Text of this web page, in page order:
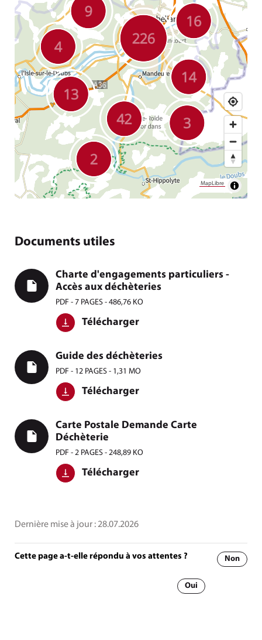
MapLibre
Documents utiles
Charte d'engagements particuliers -
Accès aux déchèteries
PDF - 7 PAGES - 486,76 KO
Télécharger
Guide des déchèteries
PDF - 12 PAGES - 1,31 MO
Télécharger
Carte Postale Demande Carte
Déchèterie
PDF - 2 PAGES - 248,89 KO
Télécharger
Dernière mise à jour :28.07.2026
Cette page a-t-elle répondu à vos attentes ? Non
Oui